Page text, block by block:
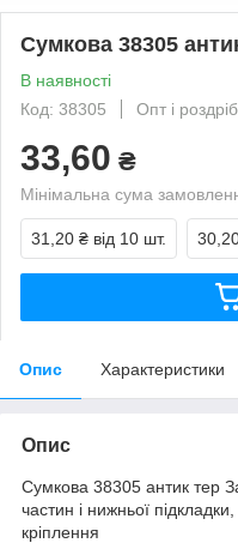
Сумкова 38305
В наявності
Код: 38305
Опт і роздріб
33,60 ₴
Мінімальна сума
31,20 ₴ від 10 шт.
Опис Характеристики
Опис
Сумкова 38305 антик тер
частин і нижньої
кріплення